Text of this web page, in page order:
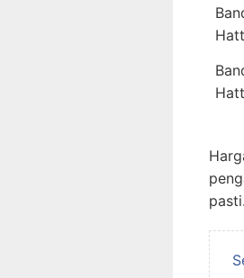
pasti.